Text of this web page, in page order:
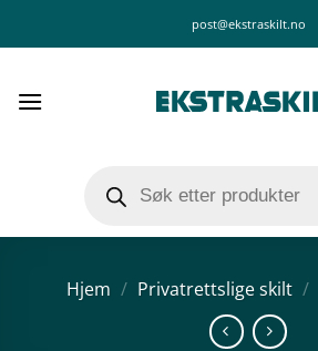
post@ekstraskilt.no
search
Hjem / Privatrettslige skilt /